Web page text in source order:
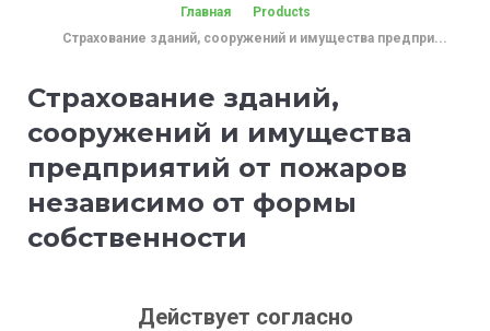
Главная
Products
Страхование зданий, сооружений и имущества предпри...
Страхование зданий,
сооружений и имущества
предприятий от пожаров
независимо от формы
собственности
Действует согласно